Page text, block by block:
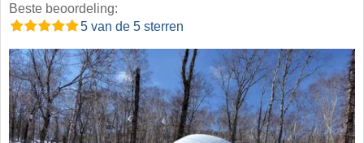
Beste beoordeling:
5 van de 5 sterren